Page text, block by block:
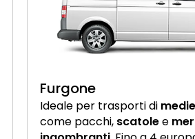
Furgone
Ideale per trasporti di
come pacchi, scatolee